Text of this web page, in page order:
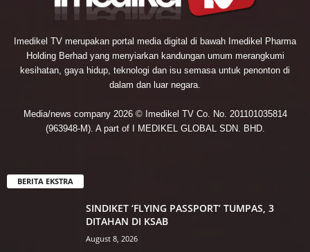
Imedikel TV merupakan portal media digital di bawah Imedikel Pharma
Holding Berhad yang menyiarkan kandungan umum merangkumi
kesihatan, gaya hidup, teknologi dan isu semasa untuk penonton di
dalam dan luar negara.
Media/news company 2026 © Imedikel TV Co. No. 201101035814
(963948-M). A part of I MEDIKEL GLOBAL SDN. BHD.
BERITA EKSTRA
SINDIKET ‘FLYING PASSPORT’ TUMPAS, 3
DITAHAN DI KSAB
August 8, 2026